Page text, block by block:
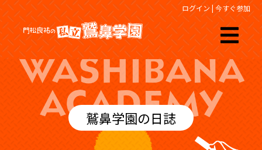
ログイン | 今すぐ参加
鷲鼻学園の日誌